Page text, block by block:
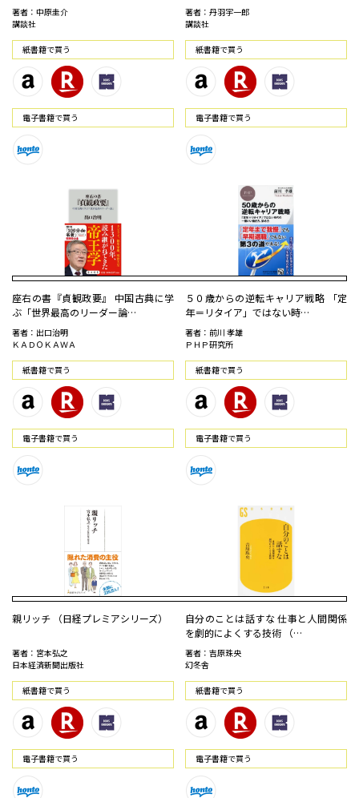
著者：中原圭介
講談社
紙書籍で買う
電⼦書籍で買う
著者：丹羽宇一郎
講談社
紙書籍で買う
電⼦書籍で買う
座右の書『貞観政要』 中国古典に学
ぶ「世界最高のリーダー論…
著者：出口治明
ＫＡＤＯＫＡＷＡ
紙書籍で買う
電⼦書籍で買う
５０歳からの逆転キャリア戦略 「定
年＝リタイア」ではない時…
著者：前川 孝雄
ＰＨＰ研究所
紙書籍で買う
電⼦書籍で買う
親リッチ （日経プレミアシリーズ）
著者：宮本弘之
日本経済新聞出版社
紙書籍で買う
電⼦書籍で買う
自分のことは話すな 仕事と人間関係
を劇的によくする技術 （…
著者：吉原珠央
幻冬舎
紙書籍で買う
電⼦書籍で買う